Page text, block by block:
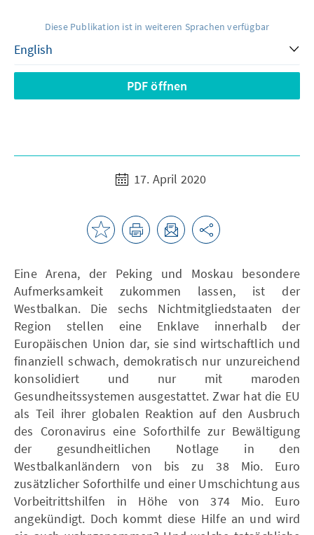
Diese Publikation ist in weiteren Sprachen verfügbar
PDF öffnen
17. April 2020
Eine Arena, der Peking und Moskau besondere
Aufmerksamkeit zukommen lassen, ist der
Westbalkan. Die sechs Nichtmitgliedstaaten der
Region stellen eine Enklave innerhalb der
Europäischen Union dar, sie sind wirtschaftlich und
finanziell schwach, demokratisch nur unzureichend
konsolidiert und nur mit maroden
Gesundheitssystemen ausgestattet. Zwar hat die EU
als Teil ihrer globalen Reaktion auf den Ausbruch
des Coronavirus eine Soforthilfe zur Bewältigung
der gesundheitlichen Notlage in den
Westbalkanländern von bis zu 38 Mio. Euro
zusätzlicher Soforthilfe und einer Umschichtung aus
Vorbeitrittshilfen in Höhe von 374 Mio. Euro
angekündigt. Doch kommt diese Hilfe an und wird